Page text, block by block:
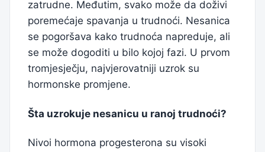
zatrudne. Međutim, svako može da doživi
poremećaje spavanja u trudnoći. Nesanica
se pogoršava kako trudnoća napreduje, ali
se može dogoditi u bilo kojoj fazi. U prvom
tromjesječju, najvjerovatniji uzrok su
hormonske promjene.
Šta uzrokuje nesanicu u ranoj trudnoći?
Nivoi hormona progesterona su visoki